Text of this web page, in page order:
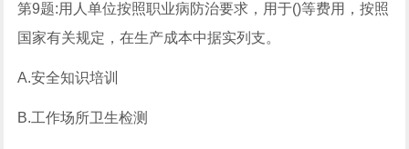
第9题:用人单位按照职业病防治要求，用于()等费用，按照
国家有关规定，在生产成本中据实列支。
A.安全知识培训
B.工作场所卫生检测